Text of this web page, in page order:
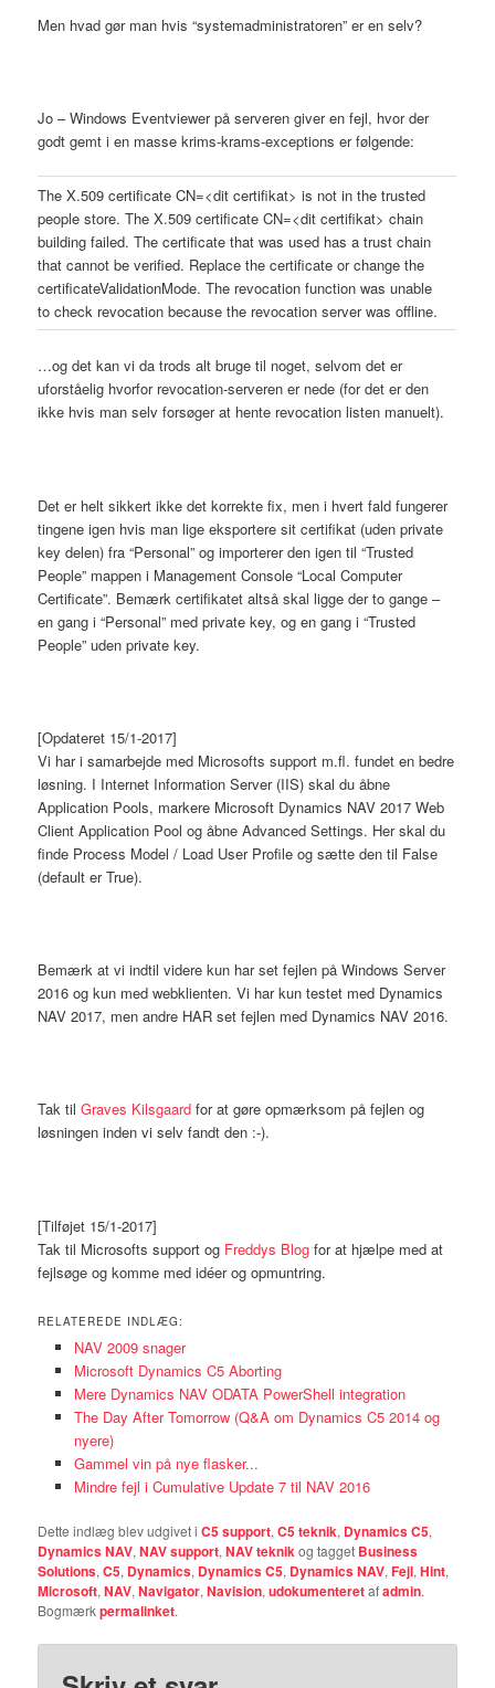
Men hvad gør man hvis “systemadministratoren” er en selv?
Jo – Windows Eventviewer på serveren giver en fejl, hvor der
godt gemt i en masse krims-krams-exceptions er følgende:
The X.509 certificate CN=<dit certifikat> is not in the trusted
people store. The X.509 certificate CN=<dit certifikat> chain
building failed. The certificate that was used has a trust chain
that cannot be verified. Replace the certificate or change the
certificateValidationMode. The revocation function was unable
to check revocation because the revocation server was offline.
…og det kan vi da trods alt bruge til noget, selvom det er
uforståelig hvorfor revocation-serveren er nede (for det er den
ikke hvis man selv forsøger at hente revocation listen manuelt).
Det er helt sikkert ikke det korrekte fix, men i hvert fald fungerer
tingene igen hvis man lige eksportere sit certifikat (uden private
key delen) fra “Personal” og importerer den igen til “Trusted
People” mappen i Management Console “Local Computer
Certificate”. Bemærk certifikatet altså skal ligge der to gange –
en gang i “Personal” med private key, og en gang i “Trusted
People” uden private key.
[Opdateret 15/1-2017]
Vi har i samarbejde med Microsofts support m.fl. fundet en bedre
løsning. I Internet Information Server (IIS) skal du åbne
Application Pools, markere Microsoft Dynamics NAV 2017 Web
Client Application Pool og åbne Advanced Settings. Her skal du
finde Process Model / Load User Profile og sætte den til False
(default er True).
Bemærk at vi indtil videre kun har set fejlen på Windows Server
2016 og kun med webklienten. Vi har kun testet med Dynamics
NAV 2017, men andre HAR set fejlen med Dynamics NAV 2016.
Tak tilGraves Kilsgaard for at gøre opmærksom på fejlen og
løsningen inden vi selv fandt den :-).
[Tilføjet 15/1-2017]
Tak til Microsofts support og Freddys Blog for at hjælpe med at
fejlsøge og komme med idéer og opmuntring.
RELATEREDE INDLÆG:
NAV 2009 snager
Microsoft Dynamics C5 Aborting
Mere Dynamics NAV ODATA PowerShell integration
The Day After Tomorrow (Q&A om Dynamics C5 2014 og
nyere)
Gammel vin på nye flasker...
Mindre fejl i Cumulative Update 7 til NAV 2016
Dette indlæg blev udgivet iC5 support,C5 teknik, Dynamics C5,
Dynamics NAV,NAV support,NAV teknikog tagget Business
Solutions,C5, Dynamics, Dynamics C5, Dynamics NAV,Fejl,Hint,
Microsoft,NAV,Navigator,Navision,udokumenteretafadmin.
Bogmærkpermalinket.